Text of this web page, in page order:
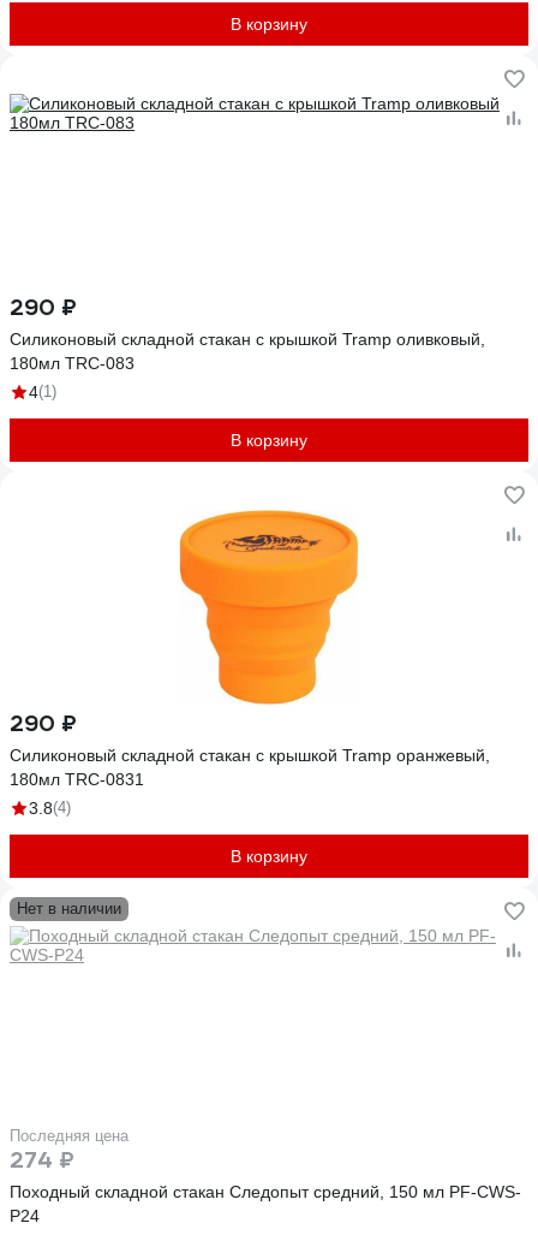
В корзину
290 ₽
Силиконовый складной стакан с крышкой Tramp оливковый,
180мл TRC-083
4(1)
В корзину
290 ₽
Силиконовый складной стакан с крышкой Tramp оранжевый,
180мл TRC-0831
3.8(4)
В корзину
Нет в наличии
Последняя цена
274 ₽
Походный складной стакан Следопыт средний, 150 мл PF-CWS-
P24